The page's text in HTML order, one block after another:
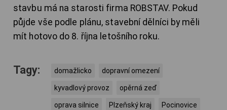
stavbu má na starosti firma ROBSTAV. Pokud
půjde vše podle plánu, stavební dělníci by měli
mít hotovo do 8. října letošního roku.
Tagy: domažlicko dopravní omezení
kyvadlový provoz opěrná zeď
oprava silnice Plzeňský kraj Pocinovice